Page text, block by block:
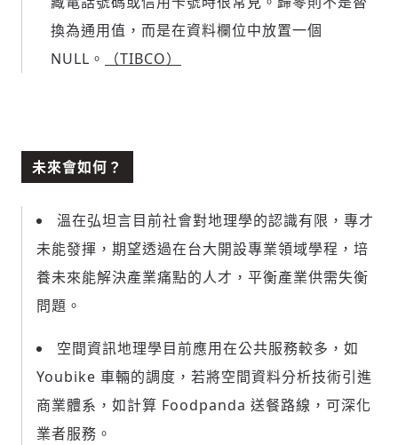
換為通用值，而是在資料欄位中放置一個
NULL。
（TIBCO）
未來會如何？
溫在弘坦言目前社會對地理學的認識有限，專才
未能發揮，期望透過在台大開設專業領域學程，培
養未來能解決產業痛點的人才，平衡產業供需失衡
問題。
空間資訊地理學目前應用在公共服務較多，如
Youbike 車輛的調度，若將空間資料分析技術引進
商業體系，如計算 Foodpanda 送餐路線，可深化
業者服務。